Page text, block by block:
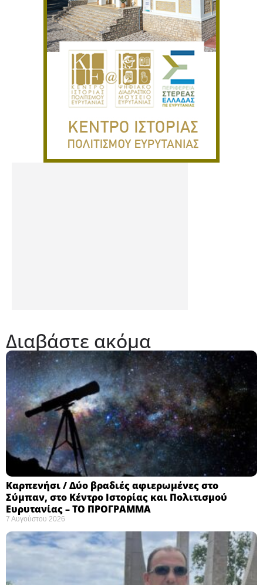
Διαβάστε ακόμα
Καρπενήσι / Δύο βραδιές αφιερωμένες στο
Σύμπαν, στο Κέντρο Ιστορίας και Πολιτισμού
Ευρυτανίας – ΤΟ ΠΡΟΓΡΑΜΜΑ
7 Αυγούστου 2026